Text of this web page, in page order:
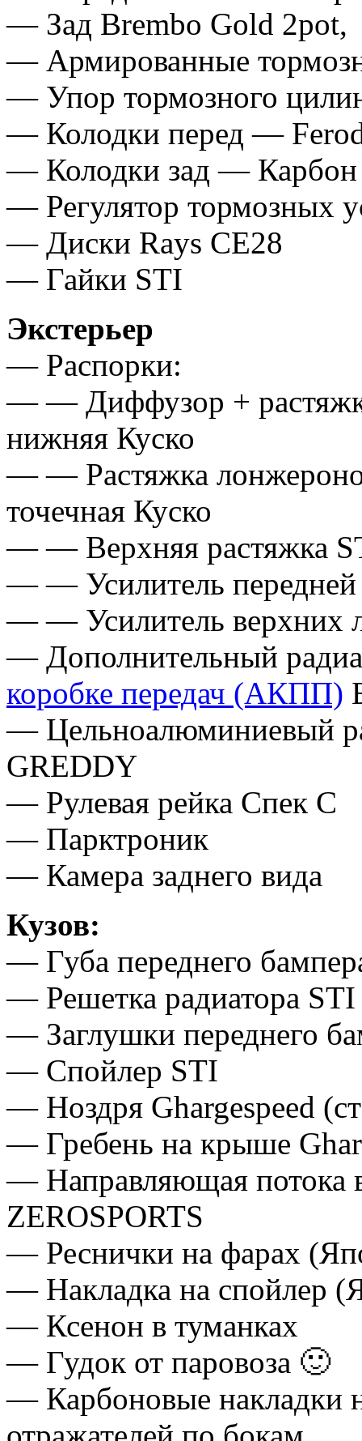
— Зад Brembo Gold 2pot,
— Армированные
— Упор тормозного
— Колодки перед —
— Колодки зад — Карбон
— Регулятор тормозных
— Диски Rays CE28
— Гайки STI
Экстерьер
— Распорки:
— — Диффузор +
нижняя Куско
— — Растяжка
точечная Куско
— — Верхняя растяжка
— — Усилитель передней
— — Усилитель верхних
— Дополнительный
коробке передач (АКПП)
— Цельноалюминиевый
GREDDY
— Рулевая рейка Спек С
— Парктроник
— Камера заднего вида
Кузов:
— Губа переднего
— Решетка радиатора STI
— Заглушки переднего
— Спойлер STI
— Ноздря Ghargespeed
— Гребень на крыше
— Направляющая потока
ZEROSPORTS
— Реснички на фарах
— Накладка на спойлер
— Ксенон в туманках
— Гудок от паровоза 🙂
— Карбоновые накладки